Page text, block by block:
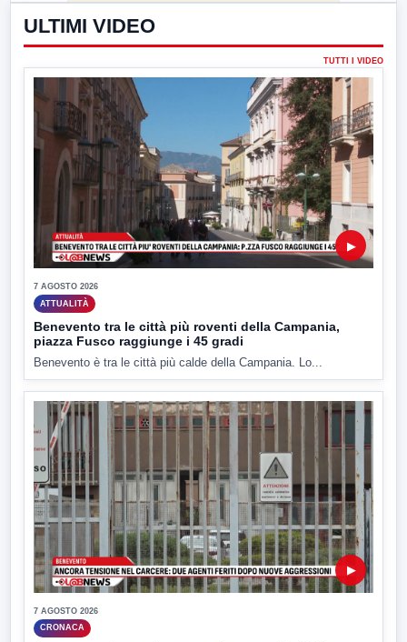
ULTIMI VIDEO
TUTTI I VIDEO
▶
7 AGOSTO 2026
ATTUALITÀ
Benevento tra le città più roventi della Campania,
piazza Fusco raggiunge i 45 gradi
Benevento è tra le città più calde della Campania. Lo...
▶
7 AGOSTO 2026
CRONACA